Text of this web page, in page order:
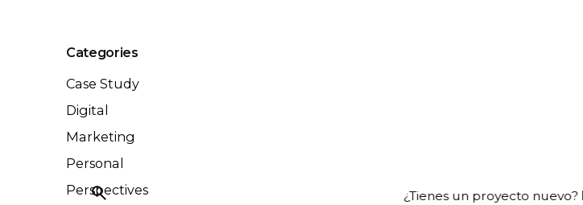
Categories
Case Study
Digital
Marketing
Personal
Perspectives
¿Tienes un proyecto nuevo?